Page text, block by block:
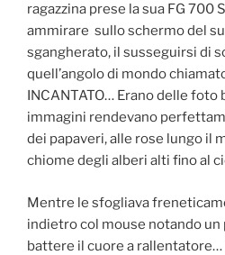
ragazzina prese la sua FG 700
ammirare sullo schermo del
sgangherato, il susseguirsi di
quell’angolo di mondo
INCANTATO… Erano delle foto
immagini rendevano
dei papaveri, alle rose lungo il
chiome degli alberi alti fino al
Mentre le sfogliava
indietro col mouse notando
battere il cuore a rallentatore…